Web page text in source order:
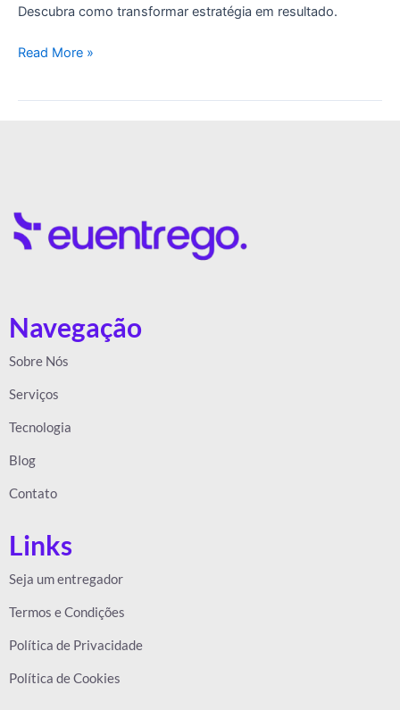
Descubra como transformar estratégia em resultado.
Read More »
Navegação
Sobre Nós
Serviços
Tecnologia
Blog
Contato
Links
Seja um entregador
Termos e Condições
Política de Privacidade
Política de Cookies